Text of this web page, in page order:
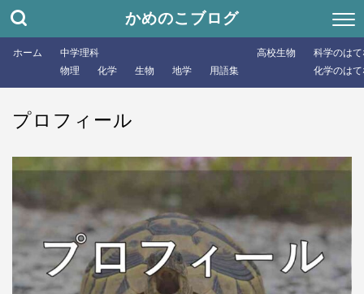
かめのこブログ
ホーム
中学理科
物理
化学 生物 地学 用語集
高校生物
科学のは
化学のは
プロフィール